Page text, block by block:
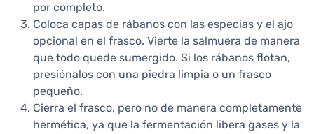
por completo.
Coloca capas de rábanos con las especias y el ajo
opcional en el frasco. Vierte la salmuera de manera
que todo quede sumergido. Si los rábanos flotan,
presiónalos con una piedra limpia o un frasco
pequeño.
Cierra el frasco, pero no de manera completamente
hermética, ya que la fermentación libera gases y la